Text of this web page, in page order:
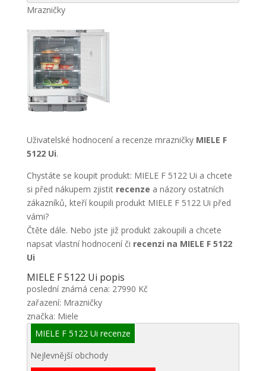
Mrazničky
Uživatelské hodnocení a recenze mrazničky MIELE F
5122 Ui.
Chystáte se koupit produkt: MIELE F 5122 Ui a chcete
si před nákupem zjistit recenze a názory ostatních
zákazníků, kteří koupili produkt MIELE F 5122 Ui před
vámi?
Čtěte dále. Nebo jste již produkt zakoupili a chcete
napsat vlastní hodnocení či recenzi na MIELE F 5122
Ui
MIELE F 5122 Ui popis
poslední známá cena: 27990 Kč
zařazení: Mrazničky
značka: Miele
MIELE F 5122 Ui recenze
Nejlevnější obchody